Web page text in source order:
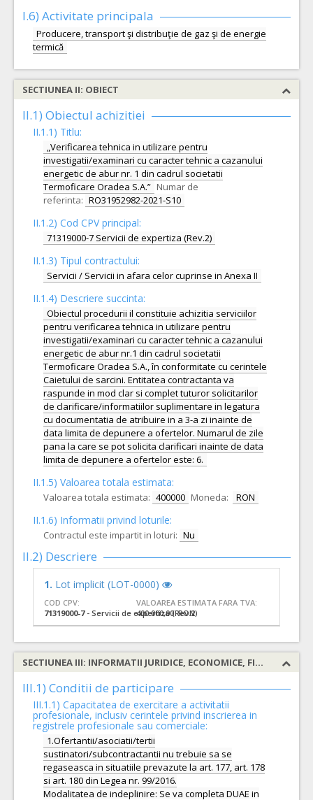
I.6) Activitate principala
Producere, transport şi distribuţie de gaz şi de energie
termică
SECTIUNEA II: OBIECT
II.1) Obiectul achizitiei
II.1.1) Titlu:
„Verificarea tehnica in utilizare pentru
investigatii/examinari cu caracter tehnic a cazanului
energetic de abur nr. 1 din cadrul societatii
Termoficare Oradea S.A.” Numar de
referinta: RO31952982-2021-S10
II.1.2) Cod CPV principal:
71319000-7 Servicii de expertiza (Rev.2)
II.1.3) Tipul contractului:
Servicii / Servicii in afara celor cuprinse in Anexa II
II.1.4) Descriere succinta:
Obiectul procedurii il constituie achizitia serviciilor
pentru verificarea tehnica in utilizare pentru
investigatii/examinari cu caracter tehnic a cazanului
energetic de abur nr.1 din cadrul societatii
Termoficare Oradea S.A., în conformitate cu cerintele
Caietului de sarcini. Entitatea contractanta va
raspunde in mod clar si complet tuturor solicitarilor
de clarificare/informatiilor suplimentare in legatura
cu documentatia de atribuire in a 3-a zi inainte de
data limita de depunere a ofertelor. Numarul de zile
pana la care se pot solicita clarificari inainte de data
limita de depunere a ofertelor este: 6.
II.1.5) Valoarea totala estimata:
Valoarea totala estimata: 400000 Moneda: RON
II.1.6) Informatii privind loturile:
Contractul este impartit in loturi: Nu
II.2) Descriere
1. Lot implicit (LOT-0000)
COD CPV:
71319000-7- Servicii de expertiza (Rev.2)
VALOAREA ESTIMATA FARA TVA:
400.000,00 RON
SECTIUNEA III: INFORMATII JURIDICE, ECONOMICE, FINANCIARE SI TEHNICE
III.1) Conditii de participare
III.1.1) Capacitatea de exercitare a activitatii
profesionale, inclusiv cerintele privind inscrierea in
registrele profesionale sau comerciale:
1.Ofertantii/asociatii/tertii
sustinatori/subcontractantii nu trebuie sa se
regaseasca in situatiile prevazute la art. 177, art. 178
si art. 180 din Legea nr. 99/2016.
Modalitatea de indeplinire: Se va completa DUAE in